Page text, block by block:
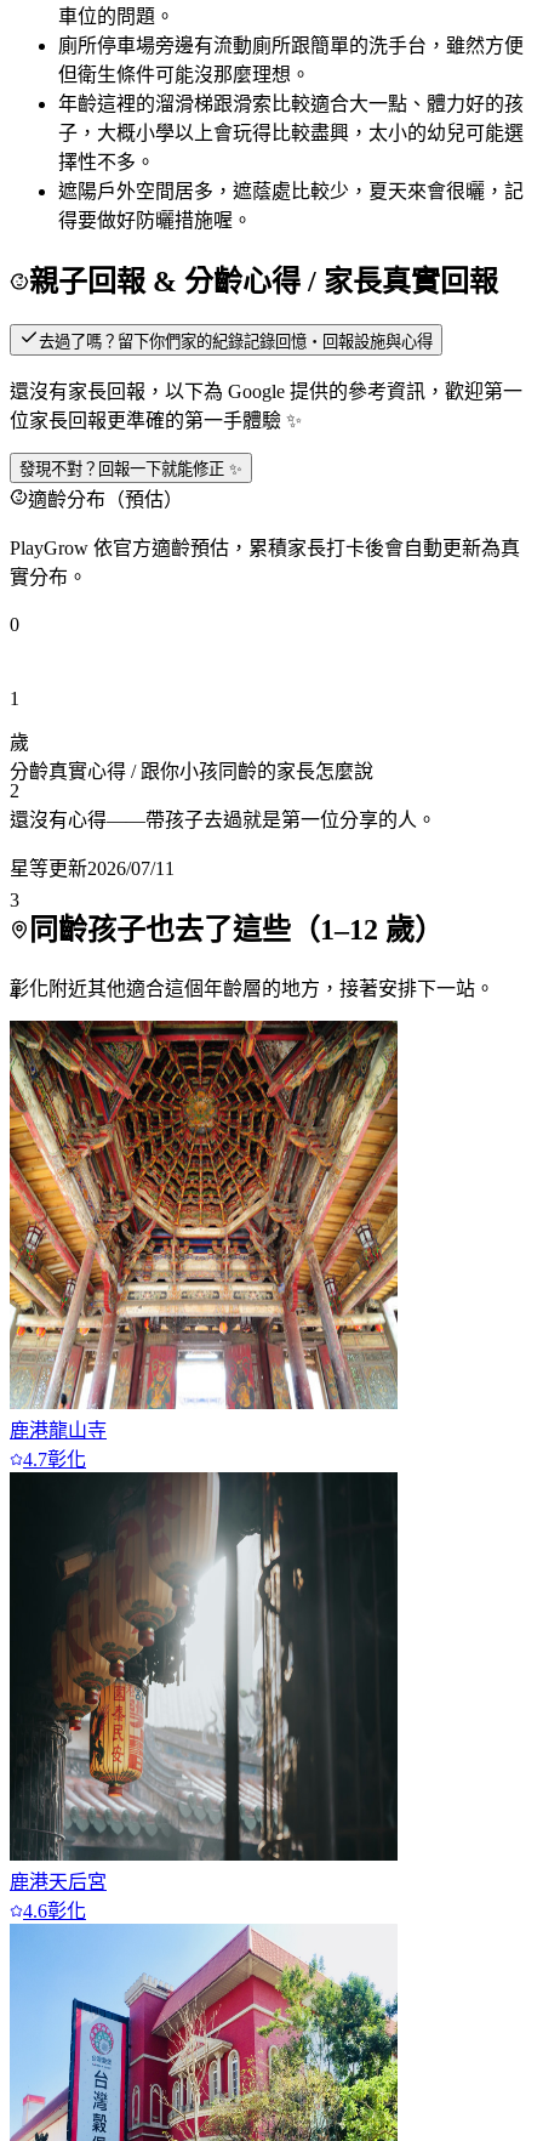
車位的問題。
廁所停車場旁邊有流動廁所跟簡單的洗手台，雖然方便
但衛生條件可能沒那麼理想。
年齡這裡的溜滑梯跟滑索比較適合大一點、體力好的孩
子，大概小學以上會玩得比較盡興，太小的幼兒可能選
擇性不多。
遮陽戶外空間居多，遮蔭處比較少，夏天來會很曬，記
得要做好防曬措施喔。
親子回報 & 分齡心得 / 家長真實回報
去過了嗎？留下你們家的紀錄記錄回憶・回報設施與心得
還沒有家長回報，以下為 Google 提供的參考資訊，歡迎第一
位家長回報更準確的第一手體驗 ✨
發現不對？回報一下就能修正 ✨
適齡分布（預估）
PlayGrow 依官方適齡預估，累積家長打卡後會自動更新為真
實分布。
0
1
2
3
4
5
6
7+
歲
分齡真實心得 / 跟你小孩同齡的家長怎麼說
還沒有心得——帶孩子去過就是第一位分享的人。
星等更新2026/07/11
同齡孩子也去了這些（1–12 歲）
彰化附近其他適合這個年齡層的地方，接著安排下一站。
鹿港龍山寺
4.7彰化
鹿港天后宮
4.6彰化